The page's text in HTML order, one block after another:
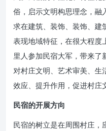
俗，启示文明构思理念，融
求在建筑、装饰、装饰、建
表现地域特征，在很大程度
里人参加民宿大军，带来了
对村庄文明、艺术审美、生
效应、提升作用，促进村庄
民宿的开展方向
民宿的树立是在周围村庄，